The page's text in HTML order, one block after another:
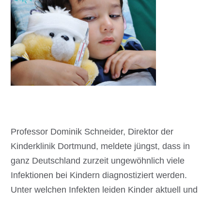
Professor Dominik Schneider, Direktor der
Kinderklinik Dortmund, meldete jüngst, dass in
ganz Deutschland zurzeit ungewöhnlich viele
Infektionen bei Kindern diagnostiziert werden.
Unter welchen Infekten leiden Kinder aktuell und